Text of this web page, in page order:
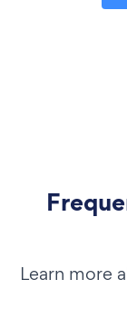
Learn more